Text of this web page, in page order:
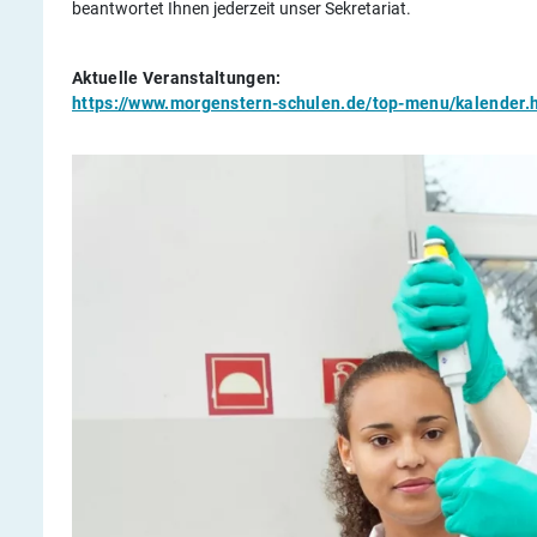
beantwortet Ihnen jederzeit unser Sekretariat.
Aktuelle Veranstaltungen:
https://www.morgenstern-schulen.de/top-menu/